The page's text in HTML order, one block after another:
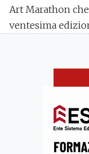
Art Marathon
ventesima